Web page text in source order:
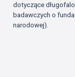
dotyczące
badawczych o
narodowej).